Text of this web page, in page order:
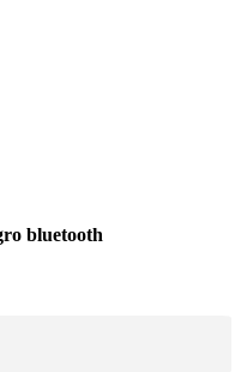
bluetooth